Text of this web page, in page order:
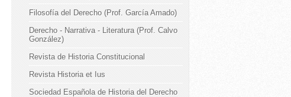
Filosofía del Derecho (Prof. García Amado)
Derecho - Narrativa - Literatura (Prof. Calvo
González)
Revista de Historia Constitucional
Revista Historia et Ius
Sociedad Española de Historia del Derecho